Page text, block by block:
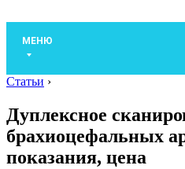
МЕНЮ
Статьи ›
Дуплексное
брахиоцефальных
показания, цена